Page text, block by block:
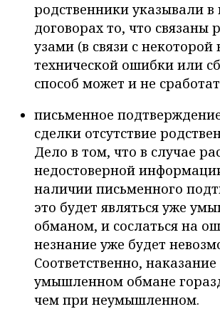
родственники указывали в
договорах то, что связаны
узами (в связи с некоторой
технической ошибки или
способ может и не
письменное
сделки отсутствие
Дело в том, что в случае
недостоверной
наличии письменного
это будет являться уже
обманом, и сослаться на
незнание уже будет
Соответственно,
умышленном обмане
чем при неумышленном.